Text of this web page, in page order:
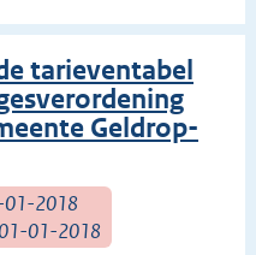
tarieventabel
Geldrop-
01-2018
01-2018